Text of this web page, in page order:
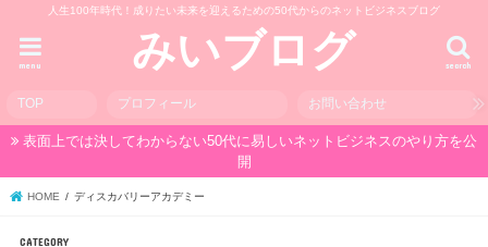
人生100年時代！成りたい未来を迎えるための50代からのネットビジネスブログ
みいブログ search
menu
TOP プロフィール お問い合わせ
表面上では決してわからない50代に易しいネットビジネスのやり方を公
開
HOME ディスカバリーアカデミー